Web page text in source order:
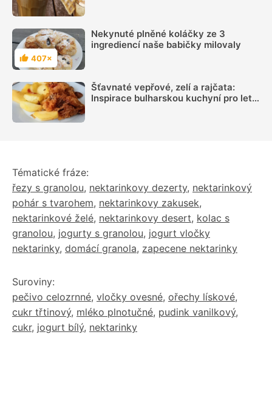
Hodnocení
407×
Nekynuté plněné koláčky ze 3
ingrediencí naše babičky milovaly
Šťavnaté vepřové, zelí a rajčata:
Inspirace bulharskou kuchyní pro letní
Tématické fráze:
řezy s granolou, nektarinkovy dezerty, nektarinkový
pohár s tvarohem, nektarinkovy zakusek,
nektarinkové želé, nektarinkovy desert, kolac s
granolou, jogurty s granolou, jogurt vločky
nektarinky, domácí granola, zapecene nektarinky
Suroviny:
pečivo celozrnné, vločky ovesné, ořechy lískové,
cukr třtinový, mléko plnotučné, pudink vanilkový,
cukr, jogurt bílý, nektarinky